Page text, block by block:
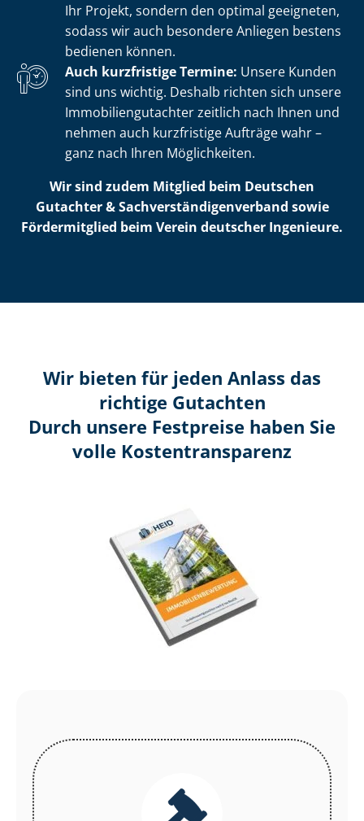
Ihr Projekt, sondern den optimal geeigneten,
sodass wir auch besondere Anliegen bestens
bedienen können.
Auch kurzfristige Termine: Unsere Kunden
sind uns wichtig. Deshalb richten sich unsere
Im­mo­bi­li­en­gut­ach­ter zeitlich nach Ihnen und
nehmen auch kurzfristige Aufträge wahr –
ganz nach Ihren Möglichkeiten.
Wir sind zudem Mitglied beim Deutschen
Gutachter & Sach­ver­stän­di­gen­ver­band sowie
Fördermitglied beim Verein deutscher Ingenieure.
Wir bieten für jeden Anlass das
richtige Gutachten
Durch unsere Festpreise haben Sie
volle Kosten­transparenz